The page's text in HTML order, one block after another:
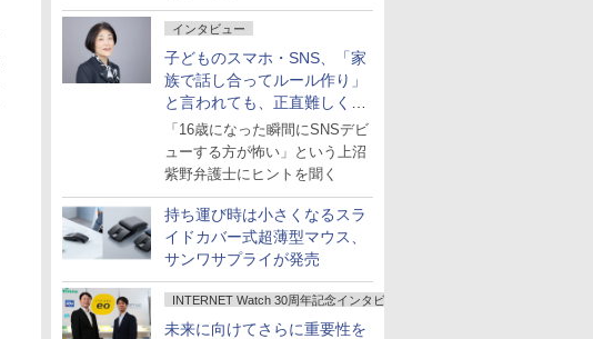
インタビュー
子どものスマホ・SNS、「家
族で話し合ってルール作り」
と言われても、正直難しくな
いですか？
「16歳になった瞬間にSNSデビ
ューする方が怖い」という上沼
紫野弁護士にヒントを聞く
持ち運び時は小さくなるスラ
イドカバー式超薄型マウス、
サンワサプライが発売
INTERNET Watch 30周年記念インタビュー
未来に向けてさらに重要性を